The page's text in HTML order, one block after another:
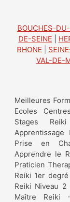
BOUCHES-
DE-SEINE
RHONE
VAL-DE-
Meilleures
Ecoles
Stages
Apprentissage
Prise en
Apprendre le
Praticien
Reiki 1er
Reiki Niveau
Maître Reiki